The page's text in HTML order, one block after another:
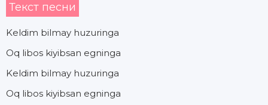
Текст песни
Keldim bilmay huzuringa
Oq libos kiyibsan egninga
Keldim bilmay huzuringa
Oq libos kiyibsan egninga